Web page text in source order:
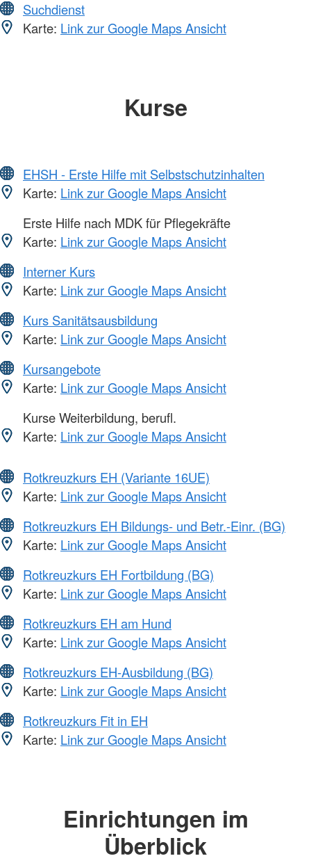
Suchdienst
Karte: Link zur Google Maps Ansicht
Kurse
EHSH - Erste Hilfe mit Selbstschutzinhalten
Karte: Link zur Google Maps Ansicht
Erste Hilfe nach MDK für Pflegekräfte
Karte: Link zur Google Maps Ansicht
Interner Kurs
Karte: Link zur Google Maps Ansicht
Kurs Sanitätsausbildung
Karte: Link zur Google Maps Ansicht
Kursangebote
Karte: Link zur Google Maps Ansicht
Kurse Weiterbildung, berufl.
Karte: Link zur Google Maps Ansicht
Rotkreuzkurs EH (Variante 16UE)
Karte: Link zur Google Maps Ansicht
Rotkreuzkurs EH Bildungs- und Betr.-Einr. (BG)
Karte: Link zur Google Maps Ansicht
Rotkreuzkurs EH Fortbildung (BG)
Karte: Link zur Google Maps Ansicht
Rotkreuzkurs EH am Hund
Karte: Link zur Google Maps Ansicht
Rotkreuzkurs EH-Ausbildung (BG)
Karte: Link zur Google Maps Ansicht
Rotkreuzkurs Fit in EH
Karte: Link zur Google Maps Ansicht
Einrichtungen im
Überblick